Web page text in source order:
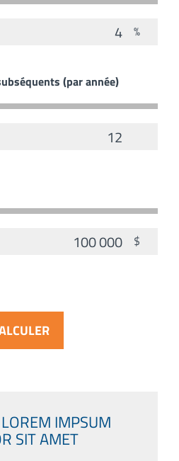
%
(par année)
$
IMPSUM
SIT AMET